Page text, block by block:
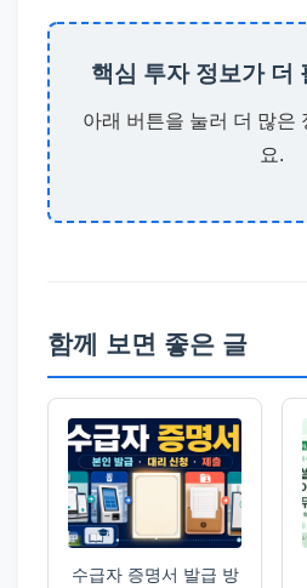
핵심 투자 정보가 더
아래 버튼을 눌러 더 많은
요.
함께 보면 좋은 글
수급자 증명서 발급 방